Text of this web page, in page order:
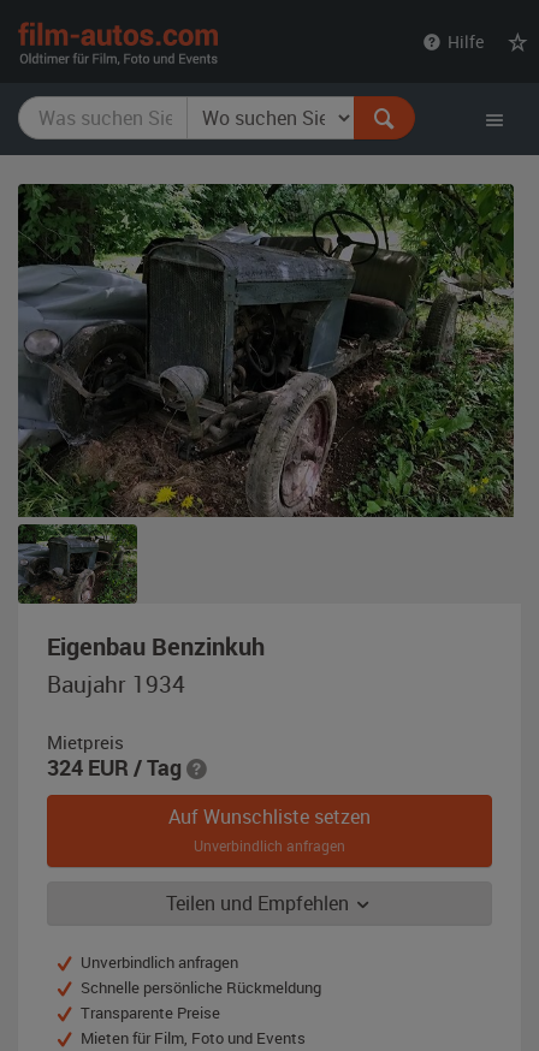
Hilfe
Eigenbau Benzinkuh
rostbraun
Baujahr 1934
Mietpreis
324 EUR / Tag
Auf Wunschliste setzen
Unverbindlich anfragen
Teilen und Empfehlen
Unverbindlich anfragen
Schnelle persönliche Rückmeldung
Transparente Preise
Mieten für Film, Foto und Events